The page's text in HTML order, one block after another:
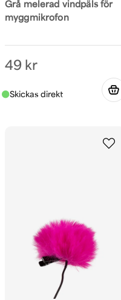
Grå melerad vindpäls för
myggmikrofon
49 kr